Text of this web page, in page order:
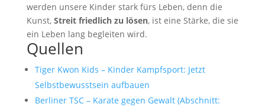
werden unsere Kinder stark fürs Leben, denn die
Kunst, Streit friedlich zu lösen, ist eine Stärke, die sie
ein Leben lang begleiten wird.
Quellen
Tiger Kwon Kids – Kinder Kampfsport: Jetzt
Selbstbewusstsein aufbauen
Berliner TSC – Karate gegen Gewalt (Abschnitt: